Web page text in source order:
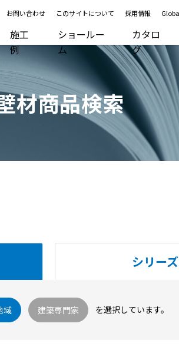
お問い合わせ このサイトについて 採用情報
施工
例
ショールー
ム
カタロ
グ
材商品検索
シリー
域 建築専門家 を選択しています。